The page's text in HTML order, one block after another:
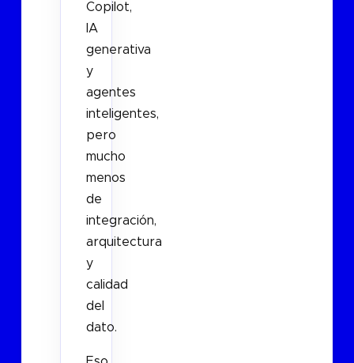
Copilot,
IA
generativa
y
agentes
inteligentes,
pero
mucho
menos
de
integración,
arquitectura
y
calidad
del
dato.